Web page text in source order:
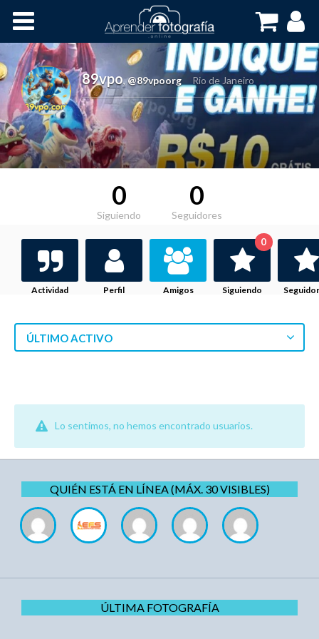
Cursos OnLine
89vpo,@89vpoorg Rio de Janeiro
0
Siguiendo
0
Seguidores
Actividad Perfil Amigos Siguiendo
0
ÚLTIMO ACTIVO
Lo sentimos, no hemos encontrado usuarios.
QUIÉN ESTÁ EN LÍNEA (MÁX. 30 VISIBLES)
ÚLTIMA FOTOGRAFÍA